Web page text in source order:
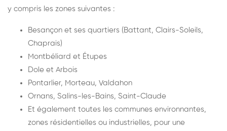
y compris les zones suivantes :
Besançon et ses quartiers (Battant, Clairs-Soleils,
Chaprais)
Montbéliard et Étupes
Dole et Arbois
Pontarlier, Morteau, Valdahon
Ornans, Salins-les-Bains, Saint-Claude
Et également toutes les communes environnantes,
zones résidentielles ou industrielles, pour une